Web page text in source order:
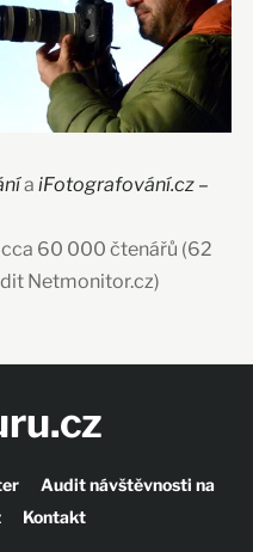
a iFotografování.cz –
60 000 čtenářů (62
Netmonitor.cz)
Audit návštěvnosti na
Kontakt